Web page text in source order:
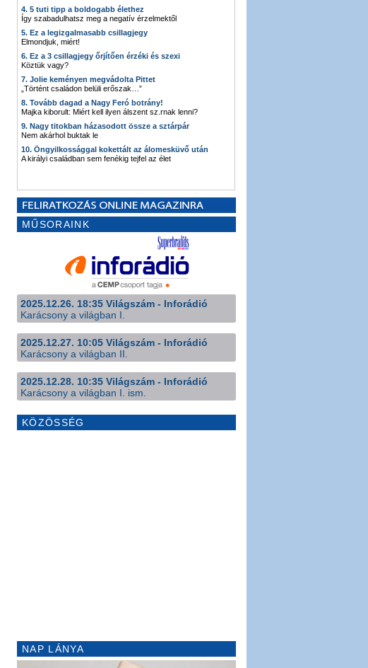
4. 5 tuti tipp a boldogabb élethez
Így szabadulhatsz meg a negatív érzelmektől
5. Ez a legizgalmasabb csillagjegy
Elmondjuk, miért!
6. Ez a 3 csillagjegy őrjítően érzéki és szexi
Köztük vagy?
7. Jolie keményen megvádolta Pittet
„Történt családon belüli erőszak…”
8. Tovább dagad a Nagy Feró botrány!
Majka kiborult: Miért kell ilyen álszent sz.rnak lenni?
9. Nagy titokban házasodott össze a sztárpár
Nem akárhol buktak le
10. Öngyilkossággal kokettált az álomesküvő után
A királyi családban sem fenékig tejfel az élet
MŰSORAINK
2025.12.26. 18:35 Világszám - Inforádió
Karácsony a világban I.
2025.12.27. 10:05 Világszám - Inforádió
Karácsony a világban II.
2025.12.28. 10:35 Világszám - Inforádió
Karácsony a világban I. ism.
KÖZÖSSÉG
NAP LÁNYA